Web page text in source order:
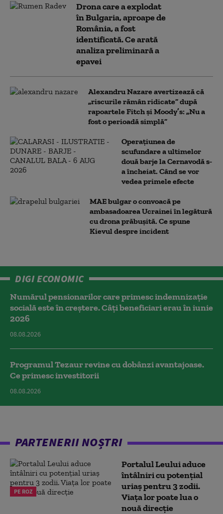
Drona care a explodat
în Bulgaria, aproape de
România, a fost
identificată. Ce arată
analiza preliminară a
epavei
Alexandru Nazare avertizează că
„riscurile rămân ridicate” după
rapoartele Fitch și Moody’s: „Nu a
fost o perioadă simplă”
Operațiunea de
scufundare a ultimelor
două barje la Cernavodă s-
a încheiat. Când se vor
vedea primele efecte
MAE bulgar o convoacă pe
ambasadoarea Ucrainei în legătură
cu drona prăbuşită. Ce spune
Kievul despre incident
DIGI ECONOMIC
Numărul pensionarilor care primesc indemnizaţie
socială este în creștere. Câți beneficiari erau în iunie
2026
08.08.2026
Programul Tezaur revine cu dobânzi avantajoase.
Ce primesc investitorii
08.08.2026
PARTENERII NOȘTRI
PE ROZ
Portalul Leului aduce
întâlniri cu potențial
uriaș pentru 3 zodii.
Viața lor poate lua o
nouă direcție